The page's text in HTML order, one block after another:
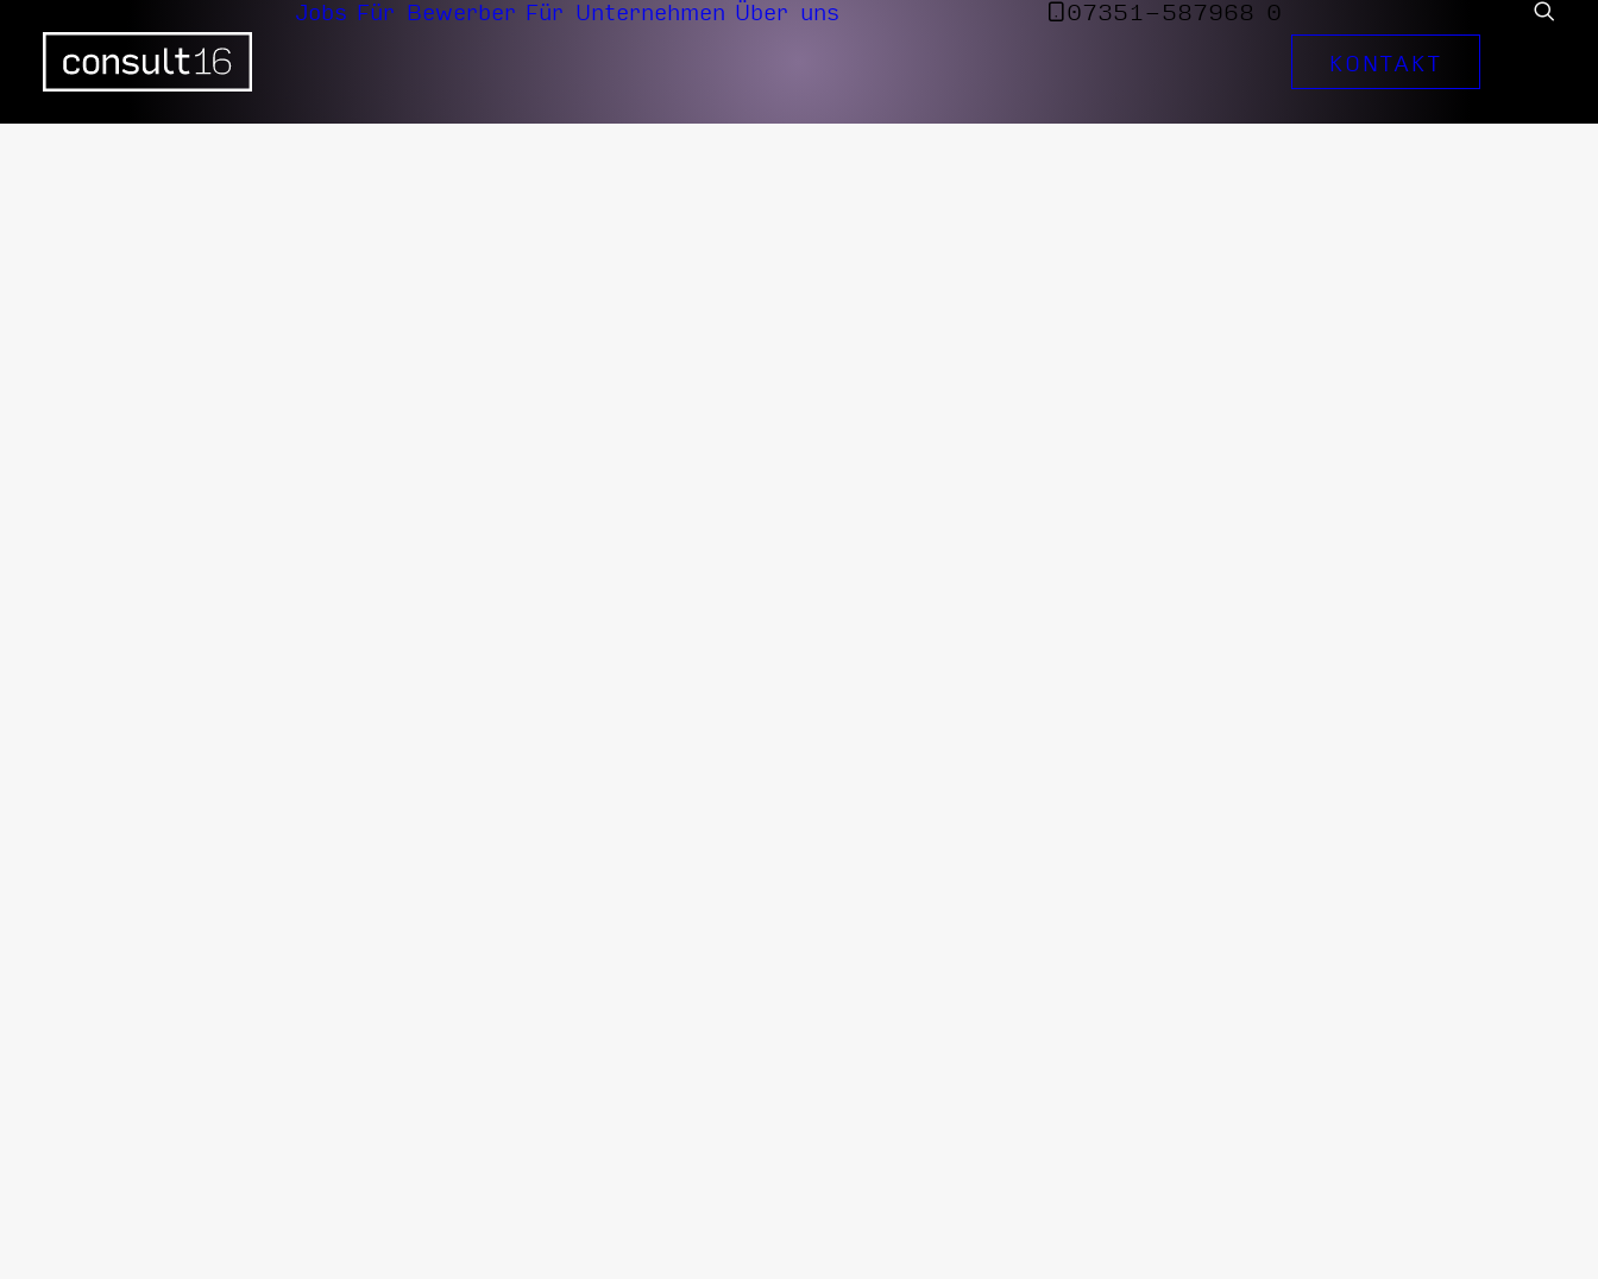
Jobs Für Bewerber Für Unternehmen Über uns
07351-587968 0
KONTAKT